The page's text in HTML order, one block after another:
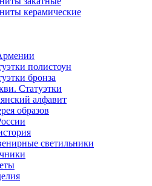
керамические
полистоун
бронза
Статуэтки
алфавит
образов
светильники